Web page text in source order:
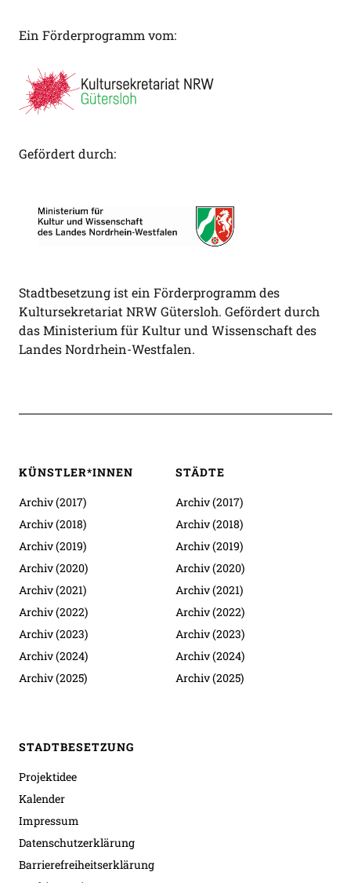
Ein Förderprogramm vom:
Gefördert durch:
Stadtbesetzung ist ein Förderprogramm des
Kultursekretariat NRW Gütersloh. Gefördert durch
das Ministerium für Kultur und Wissenschaft des
Landes Nordrhein-Westfalen.
KÜNSTLER*INNEN
Archiv (2017)
Archiv (2018)
Archiv (2019)
Archiv (2020)
Archiv (2021)
Archiv (2022)
Archiv (2023)
Archiv (2024)
Archiv (2025)
STÄDTE
Archiv (2017)
Archiv (2018)
Archiv (2019)
Archiv (2020)
Archiv (2021)
Archiv (2022)
Archiv (2023)
Archiv (2024)
Archiv (2025)
STADTBESETZUNG
Projektidee
Kalender
Impressum
Datenschutzerklärung
Barrierefreiheitserklärung